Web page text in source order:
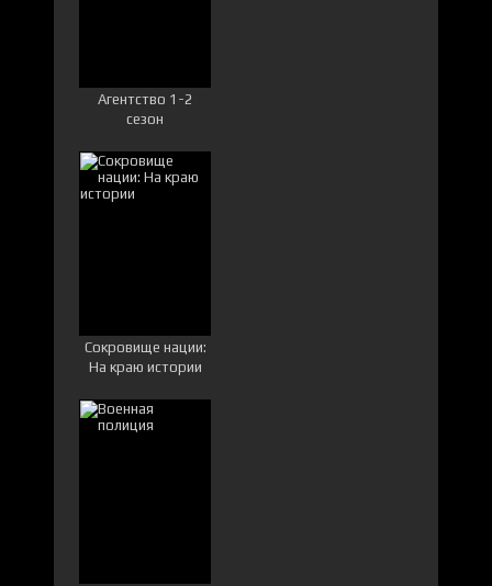
Агентство 1-2
сезон
Сокровище нации:
На краю истории